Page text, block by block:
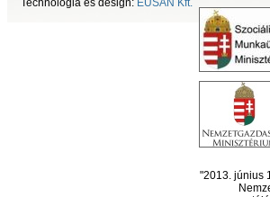
Technológia és design: EUSAN Kft.
"2013. június